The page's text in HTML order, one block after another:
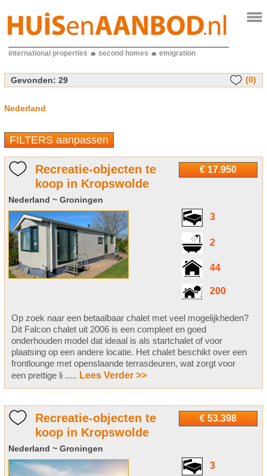
international properties second homes emigration
Gevonden: 29 (0)
Nederland
FILTERS aanpassen
€ 17.950
Recreatie-objecten te
koop in Kropswolde
Nederland ~ Groningen
3
2
44
200
Op zoek naar een betaalbaar chalet met veel mogelijkheden?
Dit Falcon chalet uit 2006 is een compleet en goed
onderhouden model dat ideaal is als startchalet of voor
plaatsing op een andere locatie. Het chalet beschikt over een
frontlounge met openslaande terrasdeuren, wat zorgt voor
een prettige li ..... Lees Verder >>
€ 53.398
Recreatie-objecten te
koop in Kropswolde
Nederland ~ Groningen
3